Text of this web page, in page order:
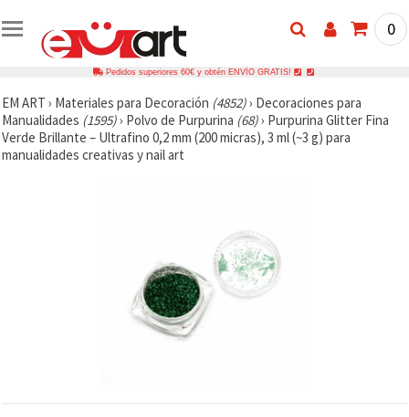
0
Pedidos superiores 60€ y obtén ENVÍO GRATIS!
EM ART › Materiales para Decoración (4852)› Decoraciones para
Manualidades (1595)› Polvo de Purpurina (68)› Purpurina Glitter Fina
Verde Brillante – Ultrafino 0,2 mm (200 micras), 3 ml (~3 g) para
manualidades creativas y nail art